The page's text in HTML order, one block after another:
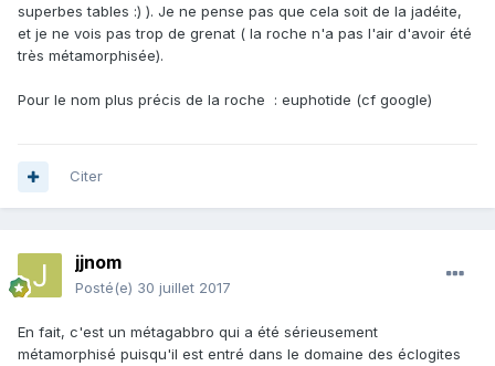
superbes tables :) ). Je ne pense pas que cela soit de la jadéite,
et je ne vois pas trop de grenat ( la roche n'a pas l'air d'avoir été
très métamorphisée).
Pour le nom plus précis de la roche : euphotide (cf google)
Citer
jjnom
Posté(e) 30 juillet 2017
En fait, c'est un métagabbro qui a été sérieusement
métamorphisé puisqu'il est entré dans le domaine des éclogites